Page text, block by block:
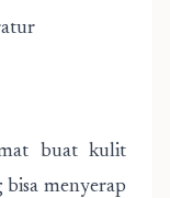
buat kulit
menyerap